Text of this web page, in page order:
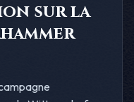
sur la